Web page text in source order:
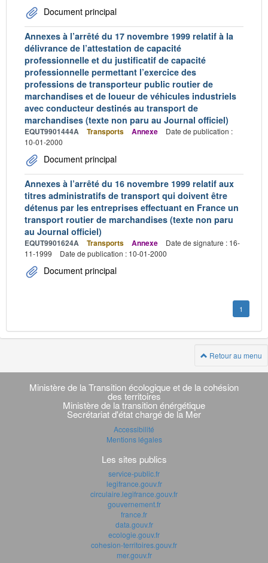
Document principal
Annexes à l’arrêté du 17 novembre 1999 relatif à la
délivrance de l’attestation de capacité
professionnelle et du justificatif de capacité
professionnelle permettant l’exercice des
professions de transporteur public routier de
marchandises et de loueur de véhicules industriels
avec conducteur destinés au transport de
marchandises (texte non paru au Journal officiel)
EQUT9901444A Transports Annexe
Date de publication :
10-01-2000
Document principal
Annexes à l’arrêté du 16 novembre 1999 relatif aux
titres administratifs de transport qui doivent être
détenus par les entreprises effectuant en France un
transport routier de marchandises (texte non paru
au Journal officiel)
EQUT9901624A Transports Annexe
Date de signature : 16-
11-1999
Date de publication : 10-01-2000
Document principal
1
Retour au menu
Navigation
transverse
Ministère de la Transition écologique et de la cohésion
des territoires
Ministère de la transition énérgétique
Secrétariat d'état chargé de la Mer
Accessibilité
Mentions légales
Les sites publics
service-public.fr
legifrance.gouv.fr
circulaire.legifrance.gouv.fr
gouvernement.fr
france.fr
data.gouv.fr
ecologie.gouv.fr
cohesion-territoires.gouv.fr
mer.gouv.fr